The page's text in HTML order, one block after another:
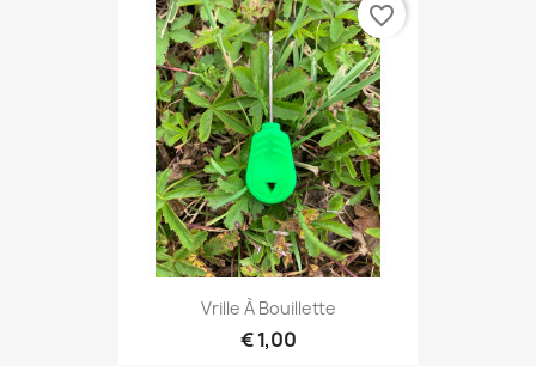
Vrille À Bouillette
€ 1,00
favorite_border